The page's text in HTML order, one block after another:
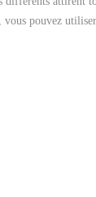
pouvez